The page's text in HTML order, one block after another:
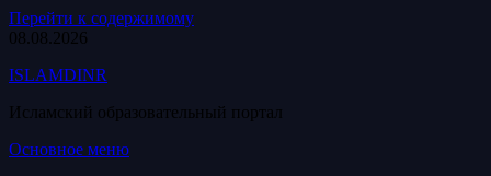
Перейти к содержимому
08.08.2026
ISLAMDINR
Исламский образовательный портал
Основное меню